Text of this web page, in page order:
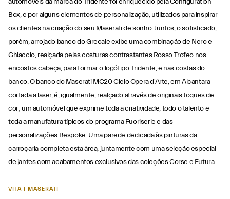
Box, e por alguns elementos de personalização, utilizados para inspirar
os clientes na criação do seu Maserati de sonho. Juntos, o sofisticado,
porém, arrojado banco do Grecale exibe uma combinação de Nero e
Ghiaccio, realçada pelas costuras contrastantes Rosso Trofeo nos
encostos cabeça, para formar o logótipo Tridente, e nas costas do
banco. O banco do Maserati MC20 Cielo Opera d'Arte, em Alcantara
cortada a laser, é, igualmente, realçado através de originais toques de
cor; um automóvel que exprime toda a criatividade, todo o talento e
toda a manufatura típicos do programa Fuoriserie e das
personalizações Bespoke. Uma parede dedicada às pinturas da
carroçaria completa esta área, juntamente com uma seleção especial
de jantes com acabamentos exclusivos das coleções Corse e Futura.
VITA | MASERATI